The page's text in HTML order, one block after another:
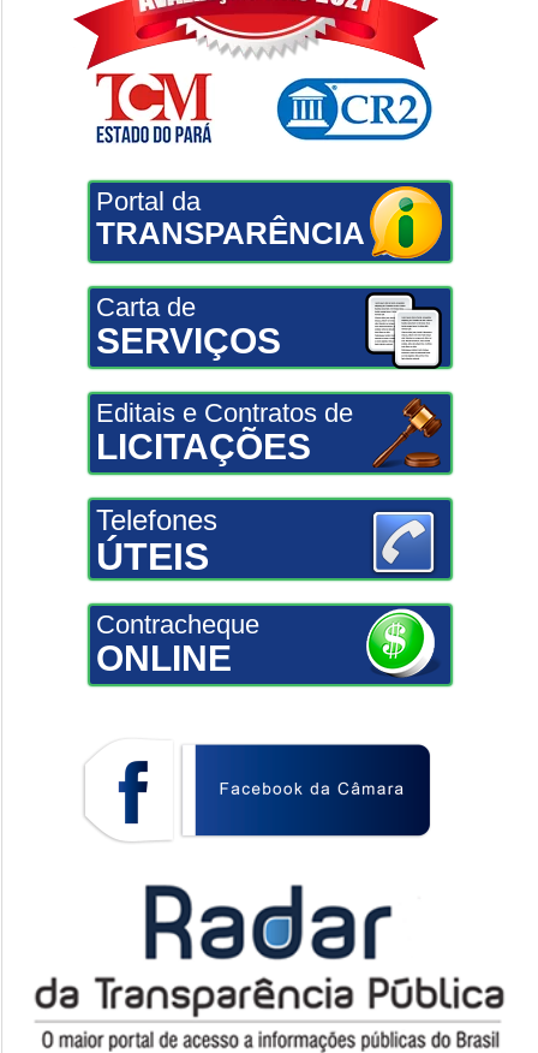
Portal da
TRANSPARÊNCIA
Carta de
SERVIÇOS
Editais e Contratos de
LICITAÇÕES
Telefones
ÚTEIS
Contracheque
ONLINE